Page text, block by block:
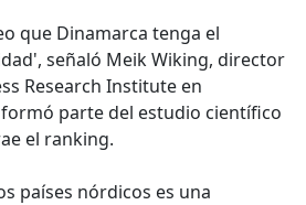
que Dinamarca tenga el
señaló Meik Wiking, director
Research Institute en
parte del estudio científico
el ranking.
países nórdicos es una